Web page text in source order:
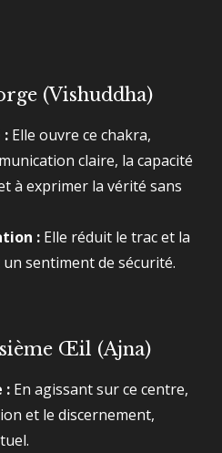
(Vishuddha)
: Elle ouvre ce chakra,
claire, la capacité
à exprimer la vérité sans
: Elle réduit le trac et la
sentiment de sécurité.
Œil (Ajna)
: En agissant sur ce centre,
et le discernement,